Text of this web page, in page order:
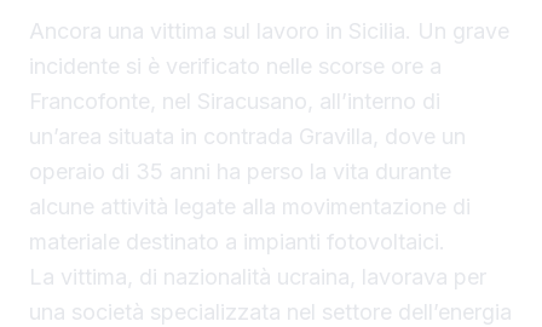
Ancora una vittima sul lavoro in Sicilia. Un grave
incidente si è verificato nelle scorse ore a
Francofonte, nel Siracusano, all’interno di
un’area situata in contrada Gravilla, dove un
operaio di 35 anni ha perso la vita durante
alcune attività legate alla movimentazione di
materiale destinato a impianti fotovoltaici.
La vittima, di nazionalità ucraina, lavorava per
una società specializzata nel settore dell’energia